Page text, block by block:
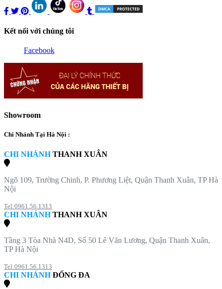
Kết nối với chúng tôi
Facebook
Showroom
Chi Nhánh Tại Hà Nội :
CHI NHÁNHTHANH XUÂN
Ngõ 109, Trường Chinh, P. Phương Liệt, Quận Thanh Xuân, TP Hà
Nội
Tel:0961.56.1313
CHI NHÁNHTHANH XUÂN
Tầng 3 Tòa Nhà N4D, Số 50 Lê Văn Lương, Quận Thanh Xuân,
TP Hà Nội
Tel:0961.56.1313
CHI NHÁNHĐỐNG ĐA